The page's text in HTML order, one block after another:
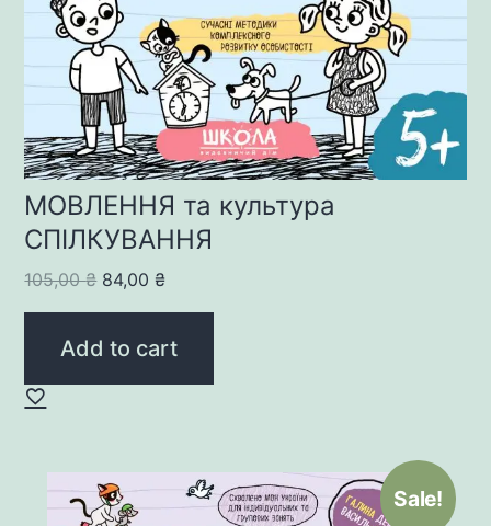
МОВЛЕННЯ та культура
СПІЛКУВАННЯ
105,00₴ Original
price
was:
84,00₴Current
price
is:
Add to cart
Sale!